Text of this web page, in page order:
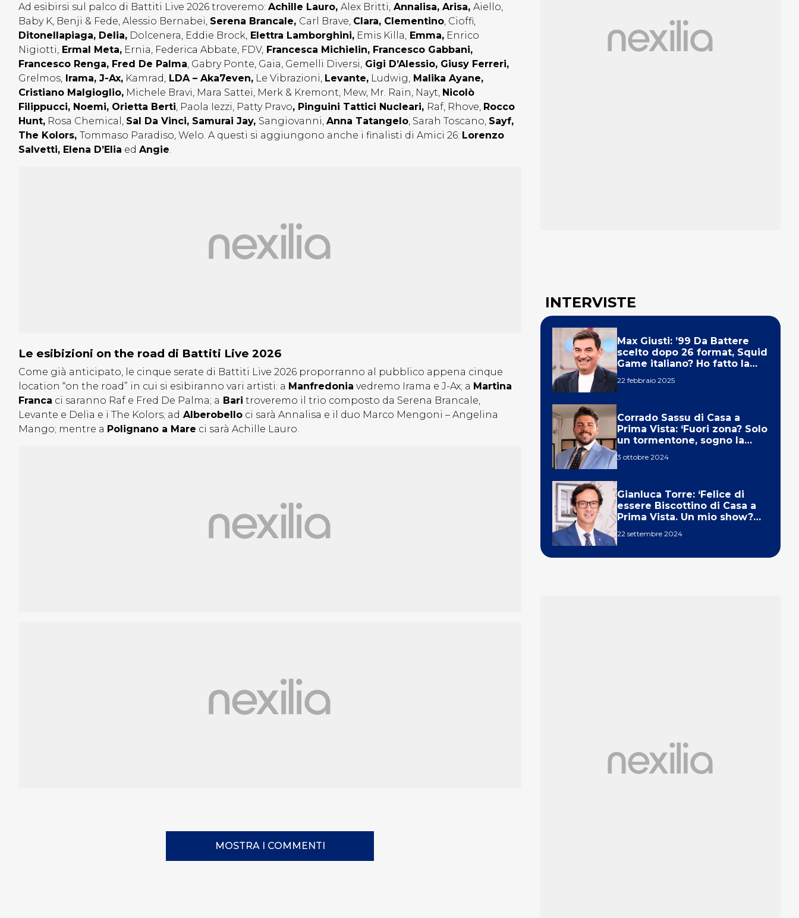
Ad esibirsi sul palco di Battiti Live 2026 troveremo: Achille Lauro, Alex Britti, Annalisa, Arisa, Aiello,
Baby K, Benji & Fede, Alessio Bernabei, Serena Brancale, Carl Brave, Clara, Clementino , Cioffi,
Ditonellapiaga, Delia, Dolcenera, Eddie Brock, Elettra Lamborghini, Emis Killa, Emma, Enrico
Nigiotti, Ermal Meta, Ernia, Federica Abbate, FDV, Francesca Michielin, Francesco Gabbani,
Francesco Renga, Fred De Palma , Gabry Ponte, Gaia, Gemelli Diversi, Gigi D’Alessio, Giusy Ferreri,
Grelmos, Irama, J-Ax, Kamrad, LDA – Aka7even, Le Vibrazioni, Levante, Ludwig, Malika Ayane,
Cristiano Malgioglio, Michele Bravi, Mara Sattei, Merk & Kremont, Mew, Mr. Rain, Nayt, Nicolò
Filippucci, Noemi, Orietta Berti , Paola Iezzi, Patty Pravo, Pinguini Tattici Nucleari, Raf, Rhove, Rocco
Hunt, Rosa Chemical, Sal Da Vinci, Samurai Jay, Sangiovanni, Anna Tatangelo , Sarah Toscano, Sayf,
The Kolors, Tommaso Paradiso, Welo. A questi si aggiungono anche i finalisti di Amici 26: Lorenzo
Salvetti, Elena D’Elia ed Angie
Le esibizioni on the road di Battiti Live 2026
Come già anticipato, le cinque serate di Battiti Live 2026 proporranno al pubblico appena cinque
location “on the road” in cui si esibiranno vari artisti: a Manfredonia vedremo Irama e J-Ax; a Martina
Franca ci saranno Raf e Fred De Palma; a Bari troveremo il trio composto da Serena Brancale,
Levante e Delia e i The Kolors; ad Alberobello ci sarà Annalisa e il duo Marco Mengoni – Angelina
Mango; mentre a Polignano a Mare ci sarà Achille Lauro.
MOSTRA I COMMENTI
INTERVISTE
Max Giusti: ’99 Da Battere
scelto dopo 26 format, Squid
Game italiano? Ho fatto la
22 febbraio 2025
Corrado Sassu di Casa a
Prima Vista: ‘Fuori zona? Solo
un tormentone, sogno la
3 ottobre 2024
Gianluca Torre: ‘Felice di
essere Biscottino di Casa a
Prima Vista. Un mio show?
22 settembre 2024